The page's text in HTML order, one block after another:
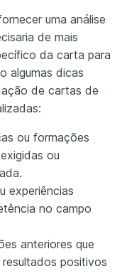
uma análise
de mais
da carta para
algumas dicas
de cartas de
ou formações
ou
experiências
no campo
anteriores que
positivos